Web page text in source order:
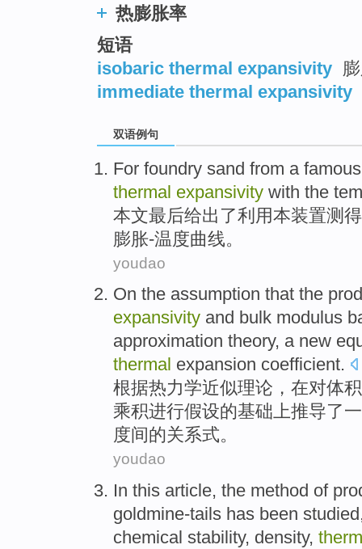
热膨胀率
短语
isobaric thermal expansivity
immediate thermal expansivity
双语例句
For foundry sand from a famous
thermal expansivity with the
本文最后给出了利用本装置测得
膨胀-温度曲线。
youdao
On the assumption that the
expansivity and bulk modulus
approximation theory, anew
thermal expansion coefficient.
根据热力学近似理论 ，在对体积
乘积进行假设的基础上推导了一
度间的关系式。
youdao
In this article, the method of
goldmine-tails has been studied
chemical stability, density,